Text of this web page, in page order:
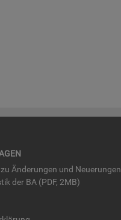
Än­de­run­gen und Neue­run­gen
der BA (PDF, 2MB)